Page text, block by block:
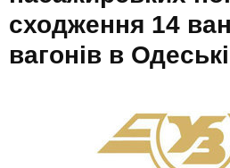
сходження 14
вагонів в